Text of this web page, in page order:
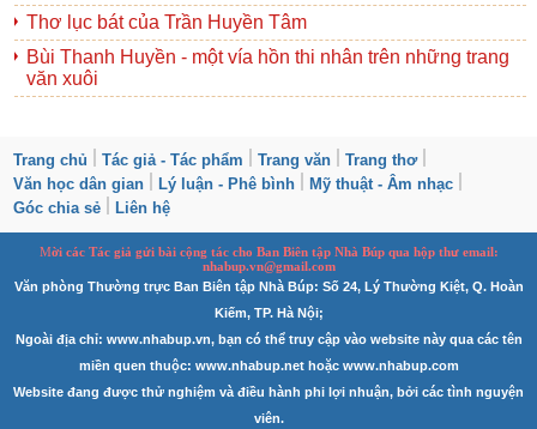
Thơ lục bát của Trần Huyền Tâm
Bùi Thanh Huyền - một vía hồn thi nhân trên những trang
văn xuôi
Trang chủ Tác giả - Tác phẩm Trang văn
Trang thơ
Văn học dân gian
Lý luận - Phê bình
Mỹ thuật - Âm nhạc
Góc chia sẻ
Liên hệ
Mời các Tác giả gửi bài cộng táccho Ban Biên tập Nhà Búp qua hộp thư email:
nhabup.vn@gmail.com
Văn phòng Thường trực Ban Biên tập Nhà Búp: Số 24, Lý Thường Kiệt, Q. Hoàn
Kiếm, TP. Hà Nội;
Ngoài địa chỉ: www.nhabup.vn, bạn có thể truy cập vào website này qua các tên
miền quen thuộc: www.nhabup.net hoặc www.nhabup.com
Website đang được thử nghiệm và điều hành phi lợi nhuận, bởi các tình nguyện
viên.